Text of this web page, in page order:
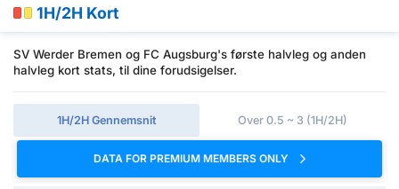
1H/2H Kort
SV Werder Bremen og FC Augsburg's første halvleg og anden
halvleg kort stats, til dine forudsigelser.
1H/2H Gennemsnit Over 0.5 ~ 3 (1H/2H)
DATA FOR PREMIUM MEMBERS ONLY